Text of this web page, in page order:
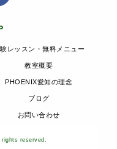
レッスン・無料メニュー
教室概要
PHOENIX愛知の理念
ブログ
お問い合わせ
rights reserved.